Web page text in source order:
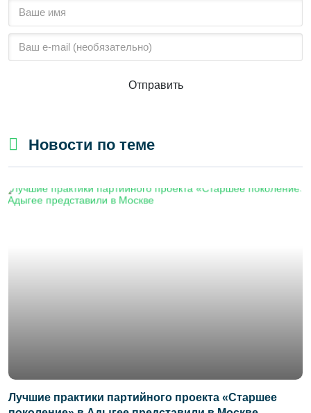
Отправить
Новости по теме
Лучшие практики партийного проекта «Старшее